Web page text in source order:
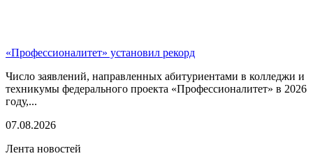
«Профессионалитет» установил рекорд
Число заявлений, направленных абитуриентами в колледжи и
техникумы федерального проекта «Профессионалитет» в 2026
году,...
07.08.2026
Лента новостей